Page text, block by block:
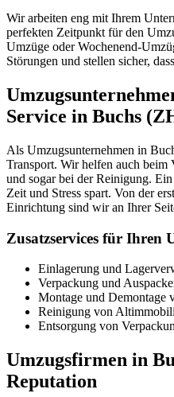
Wir arbeiten eng mit Ihrem
perfekten Zeitpunkt für den
Umzüge oder Wochenend-
Störungen und stellen sicher,
Service in Buchs
Als Umzugsunternehmen in
Transport. Wir helfen auch beim
und sogar bei der Reinigung.
Zeit und Stress spart. Von der
Einrichtung sind wir an Ihrer
Zusatzservices für Ihren
Einlagerung und
Verpackung und
Montage und Demontage
Reinigung von
Entsorgung von
Umzugsfirmen in
Reputation